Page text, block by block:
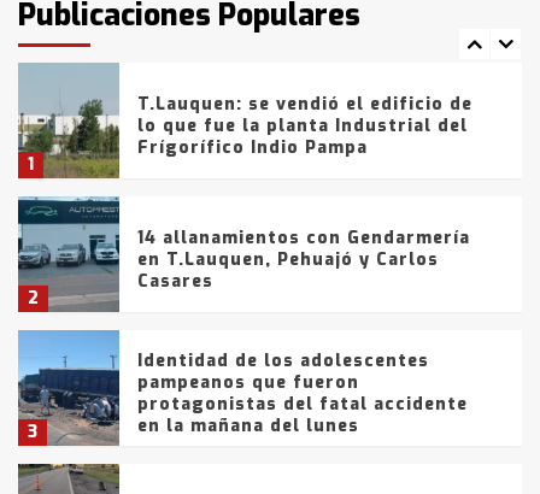
Publicaciones Populares
comercialización de drogas en la
tarde del sábado
1
T.Lauquen: se vendió el edificio de
lo que fue la planta Industrial del
Frígorífico Indio Pampa
2
14 allanamientos con Gendarmería
en T.Lauquen, Pehuajó y Carlos
Casares
3
Identidad de los adolescentes
pampeanos que fueron
protagonistas del fatal accidente
en la mañana del lunes